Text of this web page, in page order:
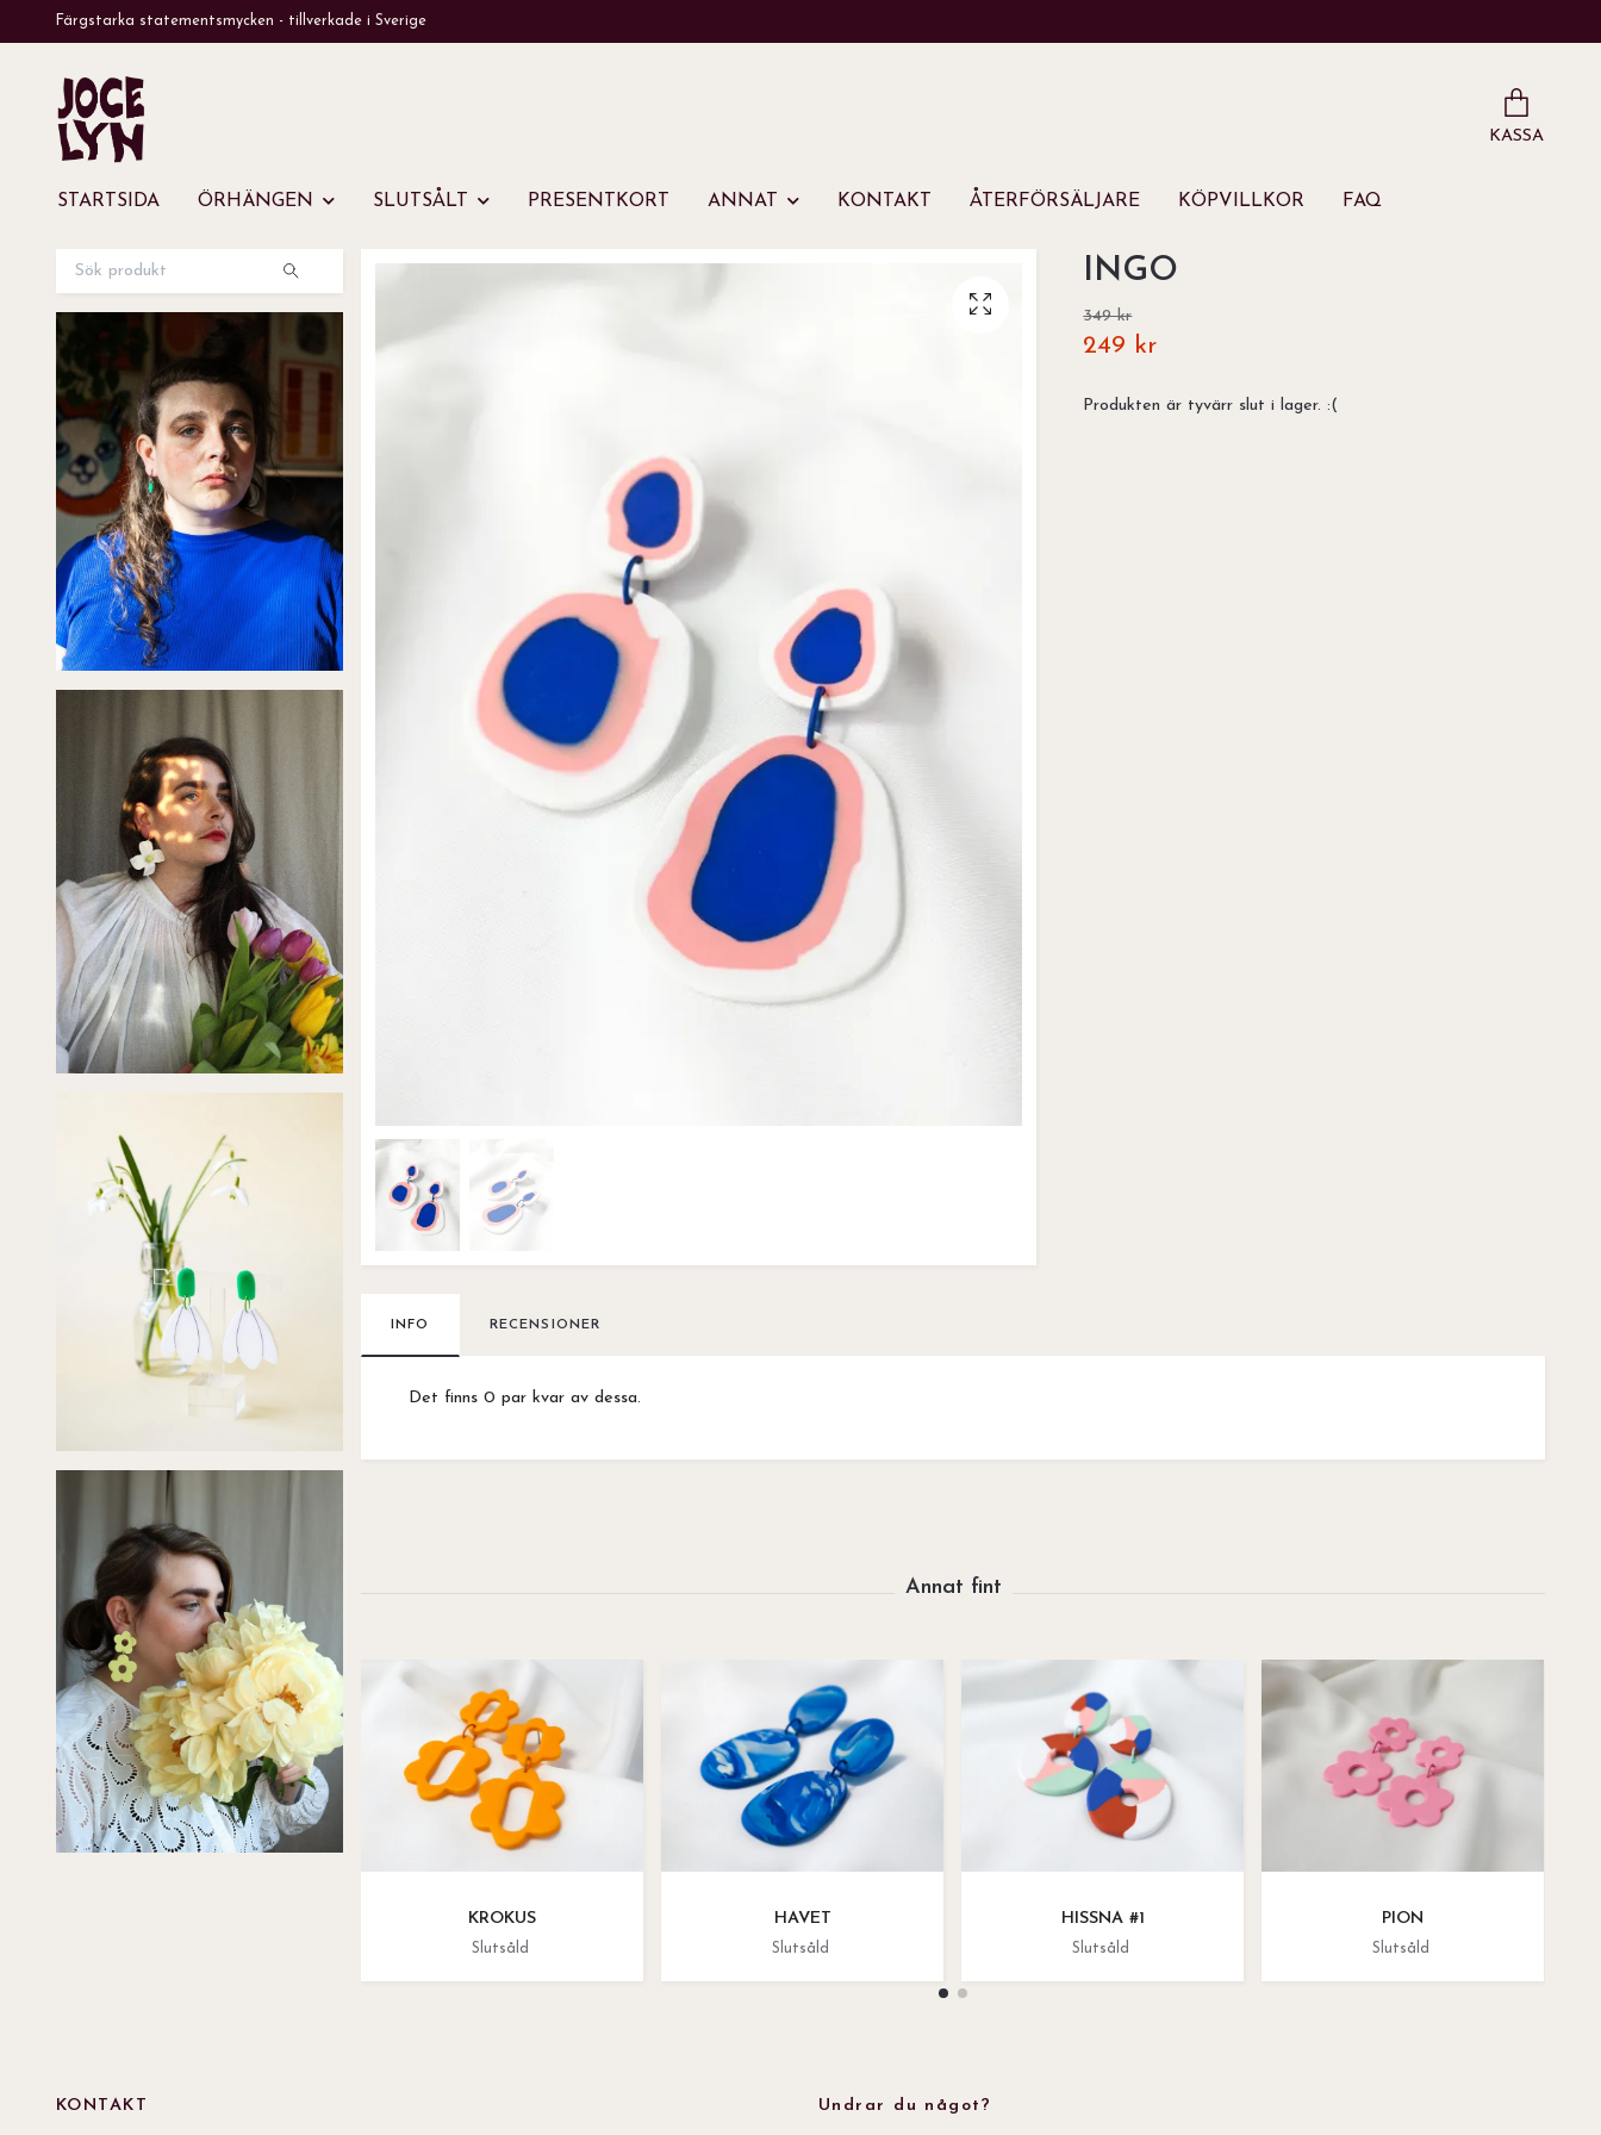
Färgstarka statementsmycken - tillverkade i Sverige
KASSA
STARTSIDA ÖRHÄNGEN SLUTSÅLT PRESENTKORT ANNAT KONTAKT ÅTERFÖRSÄLJARE KÖPVILLKOR FAQ
INGO
349 kr
249 kr
Produkten är tyvärr slut i lager. :(
INFO RECENSIONER
Det finns 0 par kvar av dessa.
KROKUS
Slutsåld
HAVET
Slutsåld
HISSNA #1
Slutsåld
PION
Slutsåld
KONTAKT Undrar du något?